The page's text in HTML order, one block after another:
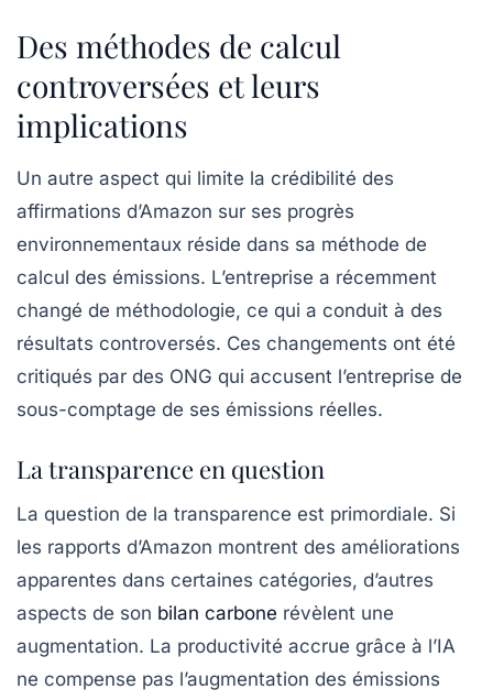
Des méthodes de calcul
controversées et leurs
implications
Un autre aspect qui limite la crédibilité des
affirmations d’Amazon sur ses progrès
environnementaux réside dans sa méthode de
calcul des émissions. L’entreprise a récemment
changé de méthodologie, ce qui a conduit à des
résultats controversés. Ces changements ont été
critiqués par des ONG qui accusent l’entreprise de
sous-comptage de ses émissions réelles.
La transparence en question
La question de la transparence est primordiale. Si
les rapports d’Amazon montrent des améliorations
apparentes dans certaines catégories, d’autres
aspects de son bilan carbone révèlent une
augmentation. La productivité accrue grâce à l’IA
ne compense pas l’augmentation des émissions